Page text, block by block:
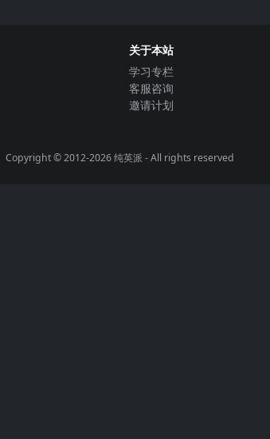
关于本站
学习专栏
客服咨询
邀请计划
Copyright © 2012-2026纯英派 - All rights reserved